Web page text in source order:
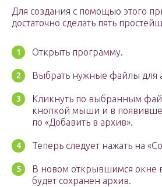
Для создания с помощью этого
достаточно сделать пять
Открыть программу.
Выбрать нужные файлы для
Кликнуть по выбранным
кнопкой мыши и в
по «Добавить в архив».
Теперь следует нажать на
В новом открывшимся окне
будет сохранен архив.